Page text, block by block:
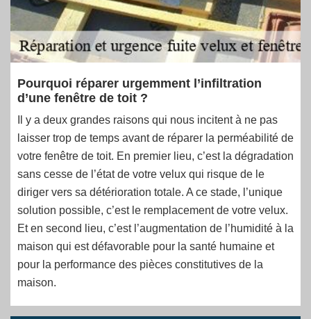
Pourquoi réparer urgemment l’infiltration
d’une fenêtre de toit ?
Il y a deux grandes raisons qui nous incitent à ne pas
laisser trop de temps avant de réparer la perméabilité de
votre fenêtre de toit. En premier lieu, c’est la dégradation
sans cesse de l’état de votre velux qui risque de le
diriger vers sa détérioration totale. A ce stade, l’unique
solution possible, c’est le remplacement de votre velux.
Et en second lieu, c’est l’augmentation de l’humidité à la
maison qui est défavorable pour la santé humaine et
pour la performance des pièces constitutives de la
maison.